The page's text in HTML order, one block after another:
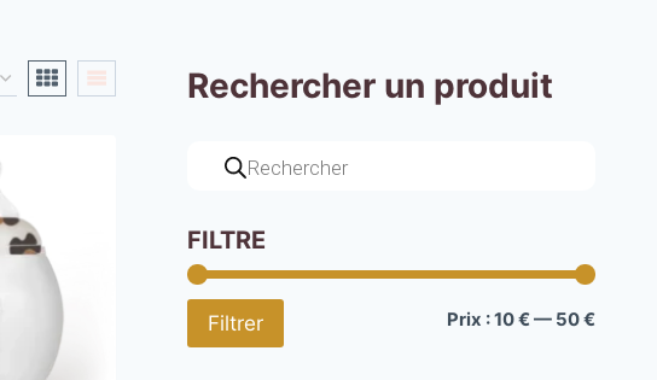
Rechercher un produit
FILTRE
Prix
Prix
Filtrer Prix :10 €— 50 €